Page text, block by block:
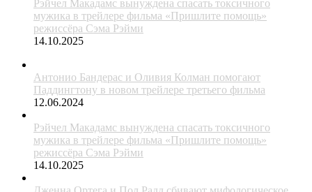
Рэйчел Макадамс вынуждена спасать токсичного
мужика в трейлере фильма «Пришлите помощь»
режиссёра Сэма Рэйми
14.10.2025
Антонио Бандерас и Оливия Колман помогают
Паддингтону в новом трейлере третьего фильма
12.06.2024
Рэйчел Макадамс вынуждена спасать токсичного
мужика в трейлере фильма «Пришлите помощь»
режиссёра Сэма Рэйми
14.10.2025